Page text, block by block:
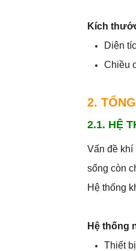
Kích
Diện
Chiều
2.
2.1. HỆ
Vấn đề
sống còn
Hệ thống
Hệ thống
Thiết